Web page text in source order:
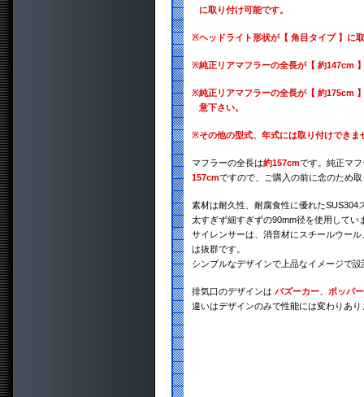
に取り付け可能です。
※ヘッドライト形状が【 角目タイプ 】に
※純正リアマフラーの全長が【 約147cm
※純正リアマフラーの全長が【 約175cm
意下さい。
※その他の型式、年式には取り付けできま
マフラーの全長は約157cmです。純正マ
157cmですので、ご購入の前に念のため
素材は耐久性、耐腐食性に優れたSUS304
太すぎず細すぎずの90mm径を使用してい
サイレンサーは、消音材にスチールウー
は抜群です。
シンプルなデザインで上品なイメージで
排気口のデザインは バズーカー
ポッパー
違いはデザインのみで性能には変わりあ